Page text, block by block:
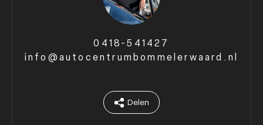
0418-541427
info@autocentrumbommelerwaard.nl
Delen